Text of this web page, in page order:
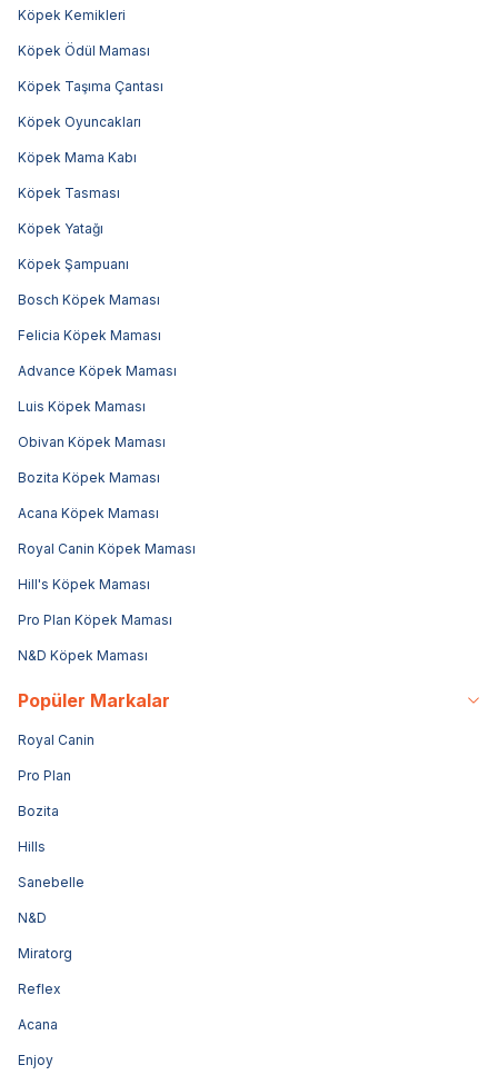
Köpek Kemikleri
Köpek Ödül Maması
Köpek Taşıma Çantası
Köpek Oyuncakları
Köpek Mama Kabı
Köpek Tasması
Köpek Yatağı
Köpek Şampuanı
Bosch Köpek Maması
Felicia Köpek Maması
Advance Köpek Maması
Luis Köpek Maması
Obivan Köpek Maması
Bozita Köpek Maması
Acana Köpek Maması
Royal Canin Köpek Maması
Hill's Köpek Maması
Pro Plan Köpek Maması
N&D Köpek Maması
Popüler Markalar
Royal Canin
Pro Plan
Bozita
Hills
Sanebelle
N&D
Miratorg
Reflex
Acana
Enjoy